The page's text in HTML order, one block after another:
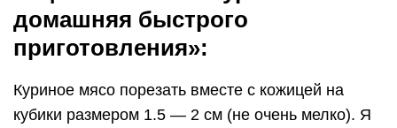
для курицы и стейка. Это самая удачная из всех
специй, которые я когда-либо покупала. Они
придают любому мясному блюду неповторимый
шарм. На всякий случай, описываю состав:
морская соль, лук, паприка, помидоры,